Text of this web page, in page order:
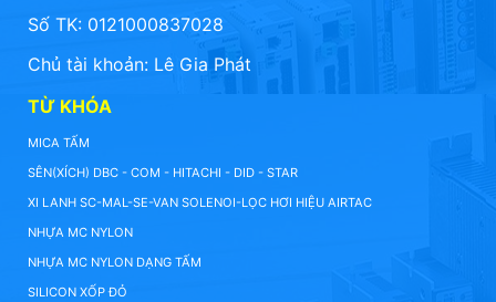
Số TK: 0121000837028
Chủ tài khoản: Lê Gia Phát
TỪ KHÓA
MICA TẤM
SÊN(XÍCH) DBC - COM - HITACHI - DID - STAR
XI LANH SC-MAL-SE-VAN SOLENOI-LỌC HƠI HIỆU AIRTAC
NHỰA MC NYLON
NHỰA MC NYLON DẠNG TẤM
SILICON XỐP ĐỎ